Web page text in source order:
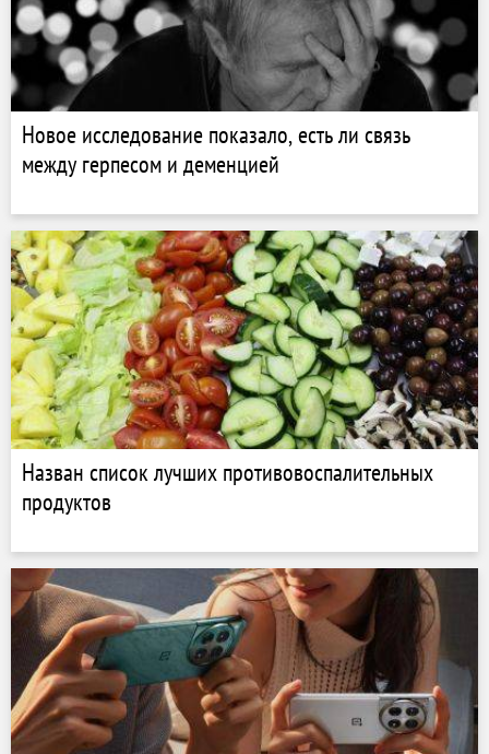
Новое исследование показало, есть ли связь
между герпесом и деменцией
Назван список лучших противовоспалительных
продуктов